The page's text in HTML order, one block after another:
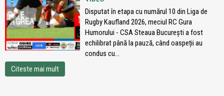
Disputat în etapa cu numărul 10 din Liga de
Rugby Kaufland 2026, meciul RC Gura
Humorului - CSA Steaua București a fost
echilibrat până la pauză, când oaspeții au
condus cu...
Citeste mai mult